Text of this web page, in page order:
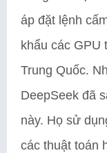
áp đặt lệnh
khẩu các GPU
Trung Quốc.
DeepSeek đã
này. Họ sử
các thuật toán